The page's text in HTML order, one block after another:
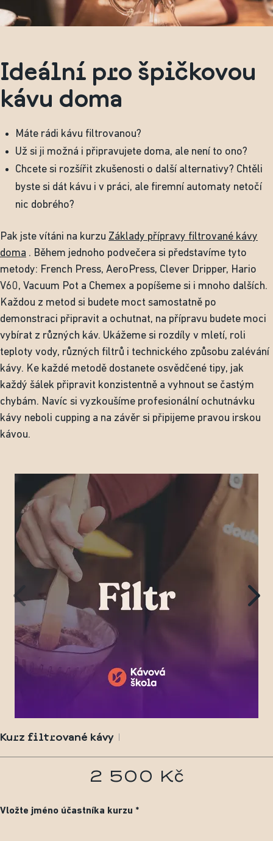
Ideální pro špičkovou
kávu doma
Máte rádi kávu filtrovanou?
Už si ji možná i připravujete doma, ale není to ono?
Chcete si rozšířit zkušenosti o další alternativy? Chtěli
byste si dát kávu i v práci, ale firemní automaty netočí
nic dobrého?
Pak jste vítáni na kurzu Základy přípravy filtrované kávy
doma . Během jednoho podvečera si představíme tyto
metody: French Press, AeroPress, Clever Dripper, Hario
V60, Vacuum Pot a Chemex a popíšeme si i mnoho dalších.
Každou z metod si budete moct samostatně po
demonstraci připravit a ochutnat, na přípravu budete moci
vybírat z různých káv. Ukážeme si rozdíly v mletí, roli
teploty vody, různých filtrů i technického způsobu zalévání
kávy. Ke každé metodě dostanete osvědčené tipy, jak
každý šálek připravit konzistentně a vyhnout se častým
chybám. Navíc si vyzkoušíme profesionální ochutnávku
kávy neboli cupping a na závěr si připijeme pravou irskou
kávou.
Kurz filtrované kávy
2 500 Kč
Vložte jméno účastníka kurzu